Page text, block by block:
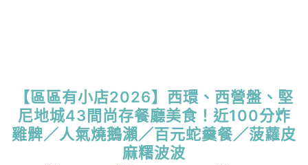
【區區有小店2026】西環、西營盤、堅
尼地城43間尚存餐廳美食！近100分炸
雞髀／人氣燒鵝瀨／百元蛇羹餐／菠蘿皮
麻糬波波